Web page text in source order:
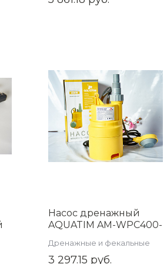
Насос дренажный
AQUATIM AM-WPC400-
Дренажные и фекальные
насосы
3 297.15 руб.